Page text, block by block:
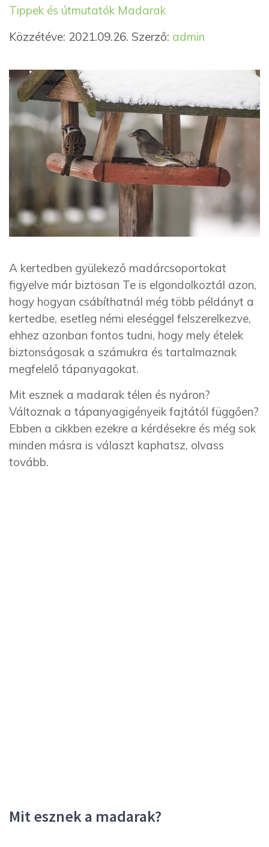
Kategória
Tippek és útmutatók Címkék
Madarak
Közzétéve: 2021.09.26. Szerző: admin
A kertedben gyülekező madárcsoportokat
figyelve már biztosan Te is elgondolkoztál azon,
hogy hogyan csábíthatnál még több példányt a
kertedbe, esetleg némi eleséggel felszerelkezve,
ehhez azonban fontos tudni, hogy mely ételek
biztonságosak a számukra és tartalmaznak
megfelelő tápanyagokat.
Mit esznek a madarak télen és nyáron?
Változnak a tápanyagigényeik fajtától függően?
Ebben a cikkben ezekre a kérdésekre és még sok
minden másra is választ kaphatsz, olvass
tovább.
Mit esznek a madarak?